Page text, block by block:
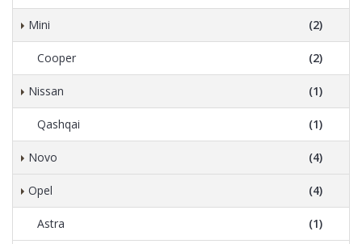
Mini (2)
Cooper (2)
Nissan (1)
Qashqai (1)
Novo (4)
Opel (4)
Astra (1)